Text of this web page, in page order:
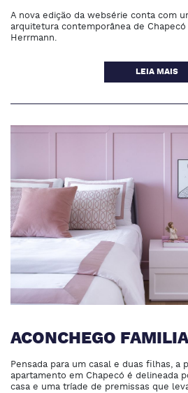
A nova edição da websérie conta com
arquitetura contemporânea de
Herrmann.
LEIA MAIS
ACONCHEGO
Pensada para um casal e duas filhas, a
apartamento em Chapecó é delineada
casa e uma tríade de premissas que